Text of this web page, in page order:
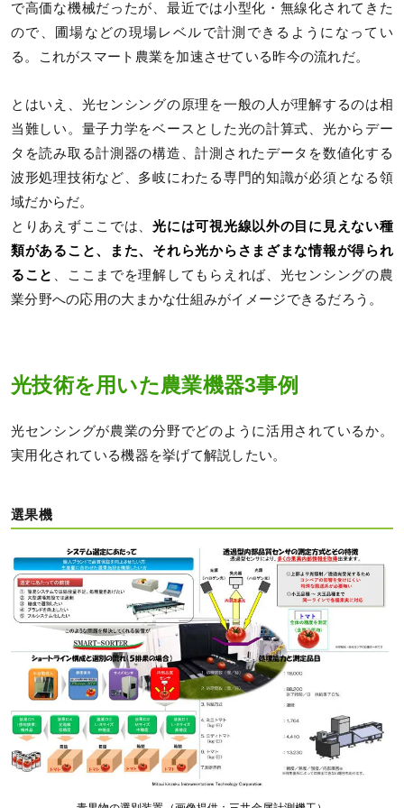
で高価な機械だったが、最近では小型化・無線化されてきた
ので、圃場などの現場レベルで計測できるようになってい
る。これがスマート農業を加速させている昨今の流れだ。
とはいえ、光センシングの原理を一般の人が理解するのは相
当難しい。量子力学をベースとした光の計算式、光からデー
タを読み取る計測器の構造、計測されたデータを数値化する
波形処理技術など、多岐にわたる専門的知識が必須となる領
域だからだ。
とりあえずここでは、光には可視光線以外の目に見えない種
類があること、また、それら光からさまざまな情報が得られ
ること
、ここまでを理解してもらえれば、光センシングの農
業分野への応用の大まかな仕組みがイメージできるだろう。
光技術を用いた農業機器3事例
光センシングが農業の分野でどのように活用されているか。
実用化されている機器を挙げて解説したい。
選果機